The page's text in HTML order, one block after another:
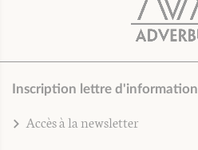
Inscription lettre d'information
Accès à la newsletter